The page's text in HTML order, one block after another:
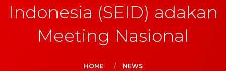
Indonesia (SEID) adakan
Meeting Nasional
HOME
NEWS